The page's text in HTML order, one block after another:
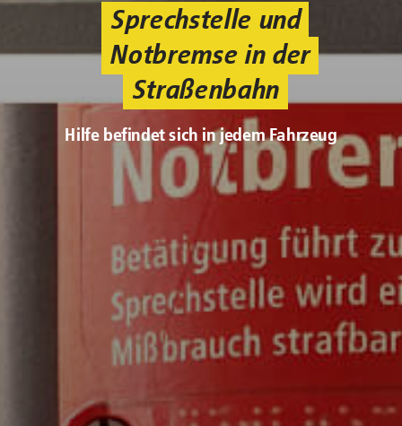
Sprechstelle und
Notbremse in der
Straßenbahn
Hilfe befindet sich in jedem Fahrzeug